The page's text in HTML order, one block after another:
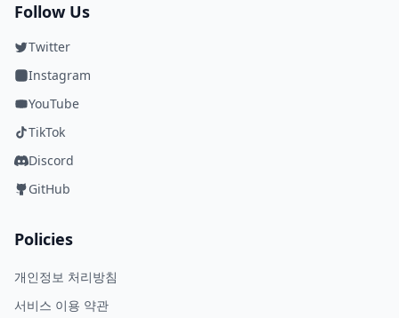
Follow Us
Twitter
Instagram
YouTube
TikTok
Discord
GitHub
Policies
개인정보 처리방침
서비스 이용 약관